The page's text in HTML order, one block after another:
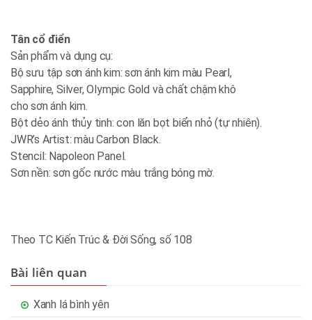
Tân cổ điển
Sản phẩm và dụng cụ:
Bộ sưu tập sơn ánh kim: sơn ánh kim màu Pearl,
Sapphire, Silver, Olympic Gold và chất chậm khô
cho sơn ánh kim.
Bột dẻo ánh thủy tinh: con lăn bọt biển nhỏ (tự nhiên).
JWR’s Artist: màu Carbon Black.
Stencil: Napoleon Panel.
Sơn nền: sơn gốc nước màu trắng bóng mờ.
Theo TC Kiến Trúc & Đời Sống, số 108
Bài liên quan
Xanh lá bình yên